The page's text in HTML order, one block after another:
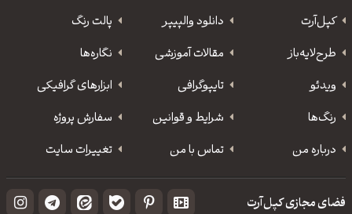
کپل‌آرت دانلود‌ والپیپر
پالت رنگ
طرح‌لایه‌باز
مقالات آموزشی
نگاره‌ها
ویدئو
‌تایپوگرافی
ابزارهای گرافیکی
رنگ‌ها
شرایط و قوانین
سفارش پروژه
درباره من
تماس با من تغییرات سایت
فضای مجازی کپل‌آرت